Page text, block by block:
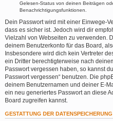
Gelesen-Status von deinen Beiträgen
Benachrichtigungsfunktionen.
Dein Passwort wird mit einer Einwege-
dass es sicher ist. Jedoch wird dir
Vielzahl von Webseiten zu verwenden.
deinem Benutzerkonto für das Board,
Insbesondere wird dich kein Vertreter
ein Dritter berechtigterweise nach
Passwort vergessen haben, so kannst
Passwort vergessen“ benutzen. Die
deinem Benutzernamen und deiner E-
ein neu generiertes Passwort an diese
Board zugreifen kannst.
GESTATTUNG DER DATENSPEICHERUNG